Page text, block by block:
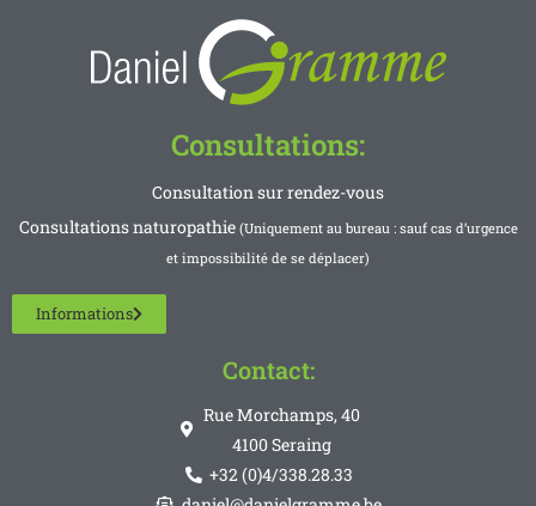
Consultations:
Consultation sur rendez-vous
Consultations naturopathie (Uniquement au bureau : sauf cas d’urgence
et impossibilité de se déplacer)
Informations
Contact:
Rue Morchamps, 40
4100 Seraing
+32 (0)4/338.28.33